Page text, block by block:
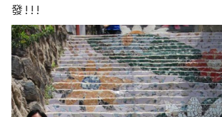
發!!!